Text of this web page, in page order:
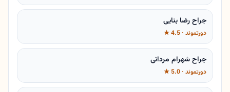
جراح رضا بنایی
دورتموند · 4.5 ★
جراح شهرام مردانی
دورتموند · 5.0 ★